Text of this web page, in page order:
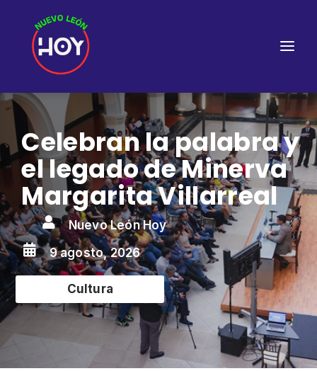
Celebran la palabra y
el legado de Minerva
Margarita Villarreal
 Nuevo León Hoy
 9 agosto, 2026
Cultura